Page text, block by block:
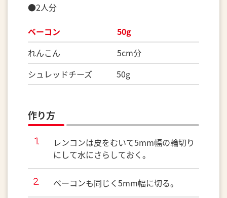
●2人分
ベーコン 50g
れんこん 5cm分
シュレッドチーズ 50g
作り方
レンコンは皮をむいて5mm幅の輪切り
にして水にさらしておく。
ベーコンも同じく5mm幅に切る。